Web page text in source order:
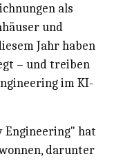
als
und
Jahr haben
– und treiben
im KI-
Engineering" hat
darunter